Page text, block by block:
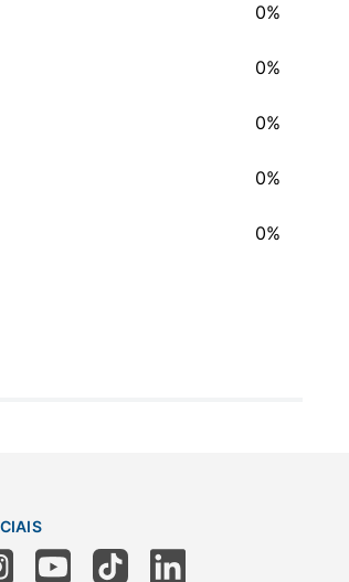
0%
0%
0%
0%
0%